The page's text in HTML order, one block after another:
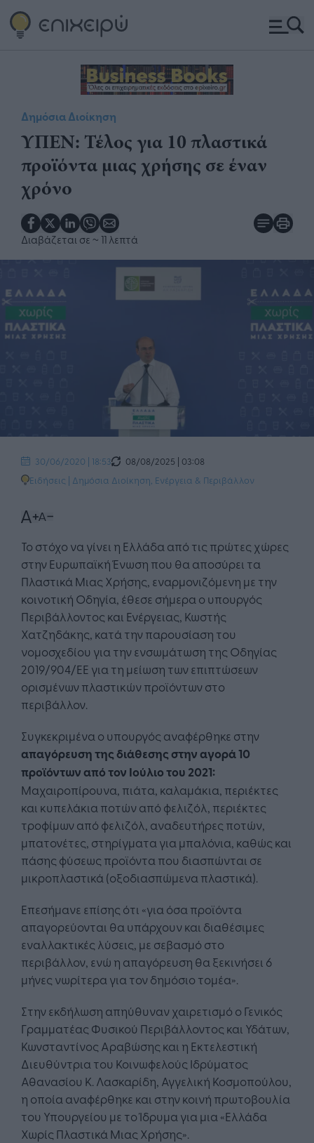
Δημόσια Διοίκηση
ΥΠΕΝ: Τέλος για 10 πλαστικά
προϊόντα μιας χρήσης σε έναν
χρόνο
Διαβάζεται σε ~ 11 λεπτά
30/06/2020 | 18:53
08/08/2025 | 03:08
Ειδήσεις | Δημόσια Διοίκηση Ενέργεια & Περιβάλλον
Το στόχο να γίνει η Ελλάδα από τις πρώτες χώρες
στην Ευρωπαϊκή Ένωση που θα αποσύρει τα
Πλαστικά Μιας Χρήσης, εναρμονιζόμενη με την
κοινοτική Οδηγία, έθεσε σήμερα ο υπουργός
Περιβάλλοντος και Ενέργειας, Κωστής
Χατζηδάκης, κατά την παρουσίαση του
νομοσχεδίου για την ενσωμάτωση της Οδηγίας
2019/904/ΕΕ για τη μείωση των επιπτώσεων
ορισμένων πλαστικών προϊόντων στο
περιβάλλον.
Συγκεκριμένα ο υπουργός αναφέρθηκε στην
απαγόρευση της διάθεσης στην αγορά 10
προϊόντων από τον Ιούλιο του 2021:
Μαχαιροπίρουνα, πιάτα, καλαμάκια, περιέκτες
και κυπελάκια ποτών από φελιζόλ, περιέκτες
τροφίμων από φελιζόλ, αναδευτήρες ποτών,
μπατονέτες, στηρίγματα για μπαλόνια, καθώς και
πάσης φύσεως προϊόντα που διασπώνται σε
μικροπλαστικά (οξοδιασπώμενα πλαστικά).
Επεσήμανε επίσης ότι «για όσα προϊόντα
απαγορεύονται θα υπάρχουν και διαθέσιμες
εναλλακτικές λύσεις, με σεβασμό στο
περιβάλλον, ενώ η απαγόρευση θα ξεκινήσει 6
μήνες νωρίτερα για τον δημόσιο τομέα».
Στην εκδήλωση απηύθυναν χαιρετισμό ο Γενικός
Γραμματέας Φυσικού Περιβάλλοντος και Υδάτων,
Κωνσταντίνος Αραβώσης και η Εκτελεστική
Διευθύντρια του Κοινωφελούς Ιδρύματος
Αθανασίου Κ. Λασκαρίδη, Αγγελική Κοσμοπούλου,
η οποία αναφέρθηκε και στην κοινή πρωτοβουλία
του Υπουργείου με το Ίδρυμα για μια «Ελλάδα
Χωρίς Πλαστικά Μιας Χρήσης».